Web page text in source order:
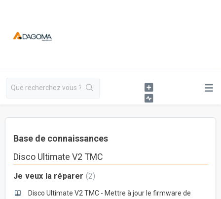
Base de connaissances
Disco Ultimate V2 TMC
Je veux la réparer 2
Disco Ultimate V2 TMC - Mettre à jour le firmware de